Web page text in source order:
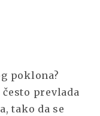
poklona?
prevlada
tako da se